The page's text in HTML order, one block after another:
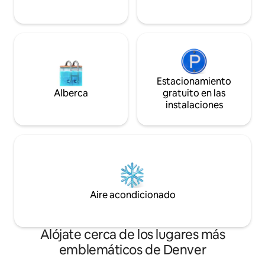
Alberca
Estacionamiento
gratuito en las
instalaciones
Aire acondicionado
Alójate cerca de los lugares más
emblemáticos de Denver